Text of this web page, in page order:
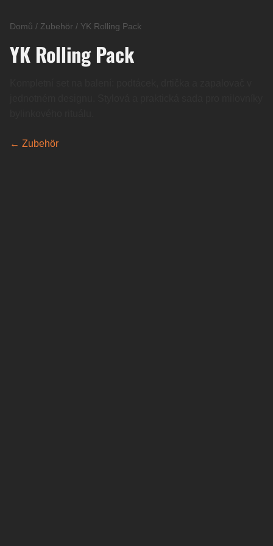
Domů / Zubehör / YK Rolling Pack
YK Rolling Pack
← Zubehör